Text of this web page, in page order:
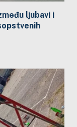
ljubavi i